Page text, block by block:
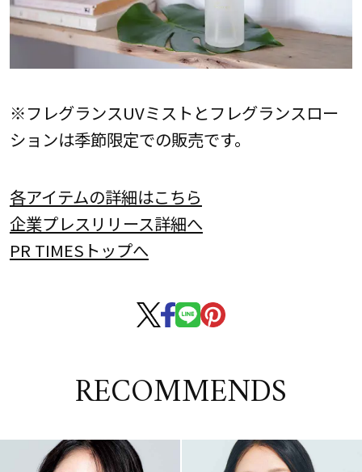
※フレグランスUVミストとフレグランスロー
ションは季節限定での販売です。
各アイテムの詳細はこちら
企業プレスリリース詳細へ
PR TIMESトップへ
RECOMMENDS